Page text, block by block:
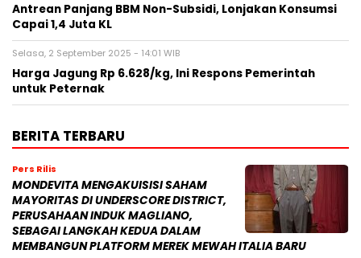
Antrean Panjang BBM Non-Subsidi, Lonjakan Konsumsi
Capai 1,4 Juta KL
Selasa, 2 September 2025 - 14:01 WIB
Harga Jagung Rp 6.628/kg, Ini Respons Pemerintah
untuk Peternak
BERITA TERBARU
Pers Rilis
MONDEVITA MENGAKUISISI SAHAM
MAYORITAS DI UNDERSCORE DISTRICT,
PERUSAHAAN INDUK MAGLIANO,
SEBAGAI LANGKAH KEDUA DALAM
MEMBANGUN PLATFORM MEREK MEWAH ITALIA BARU